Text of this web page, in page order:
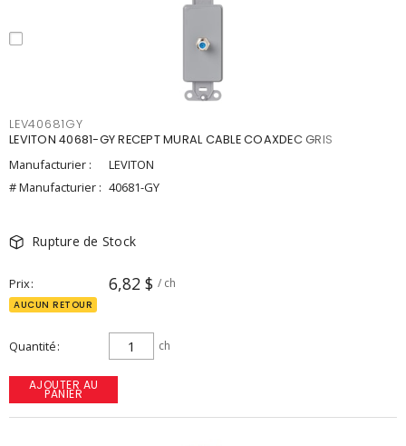
LEV40681GY
LEVITON 40681-GY RECEPT MURAL CABLE COAXDEC GRIS
Manufacturier :
LEVITON
# Manufacturier : 40681-GY
Rupture de Stock
Prix 6,82 $ / ch
AUCUN RETOUR
Quantité ch
AJOUTER AU
PANIER